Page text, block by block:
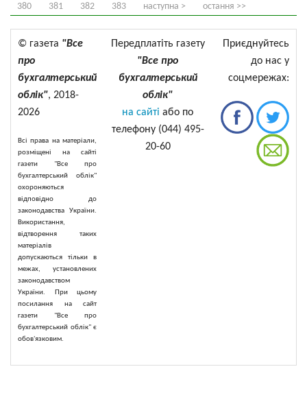
380
381 382 383 наступна > остання >>
© газета "Все
про
бухгалтерський
облік", 2018-
2026
Всі права на матеріали,
розміщені на сайті
газети "Все про
бухгалтерський облік"
охороняються
відповідно до
законодавства України.
Використання,
відтворення таких
матеріалів
допускаються тільки в
межах, установлених
законодавством
України. При цьому
посилання на сайт
газети "Все про
бухгалтерський облік" є
обов'язковим.
Передплатіть газету
"Все про
бухгалтерський
облік"
на сайті або по
телефону (044) 495-
20-60
Приєднуйтесь
до нас у
соцмережах: